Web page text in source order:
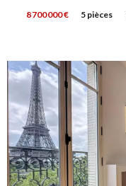
8 700 000 € 5 pièces